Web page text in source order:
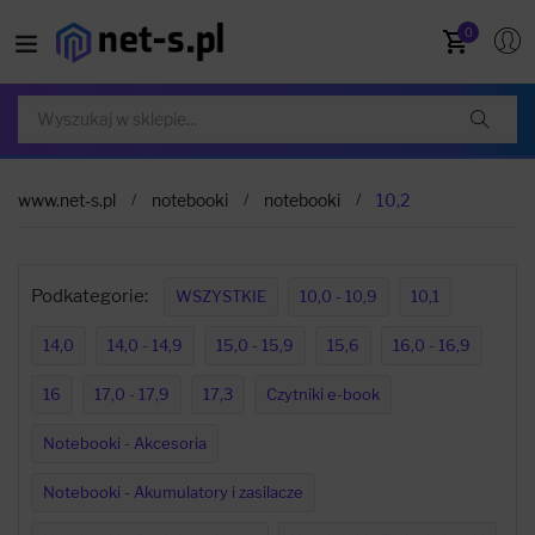
0
www.net-s.pl notebooki notebooki 10,2
Podkategorie: WSZYSTKIE 10,0 - 10,9 10,1
14,0 14,0 - 14,9 15,0 - 15,9 15,6 16,0 - 16,9
16 17,0 - 17,9 17,3 Czytniki e-book
Notebooki - Akcesoria
Notebooki - Akumulatory i zasilacze